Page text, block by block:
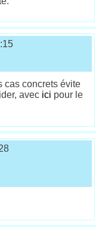
cas concrets évite
avec ici pour le